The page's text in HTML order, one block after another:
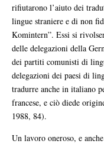
rifiutarono l’aiuto dei
lingue straniere e di non
Komintern”. Essi si
delle delegazioni della
dei partiti comunisti di
delegazioni dei paesi di
tradurre anche in italiano
francese, e ciò diede
1988, 84).
Un lavoro oneroso, e